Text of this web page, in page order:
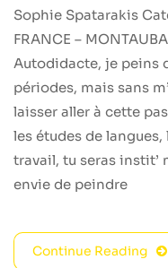
Sophie Spatarakis
FRANCE –
Autodidacte, je peins
périodes, mais sans
laisser aller à cette
les études de
travail, tu seras
envie de peindre
Continue Reading